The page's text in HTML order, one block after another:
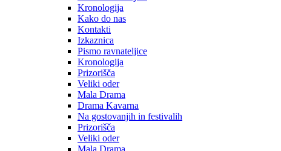
Kronologija
Kako do nas
Kontakti
Izkaznica
Pismo ravnateljice
Kronologija
Prizorišča
Veliki oder
Mala Drama
Drama Kavarna
Na gostovanjih in festivalih
Prizorišča
Veliki oder
Mala Drama